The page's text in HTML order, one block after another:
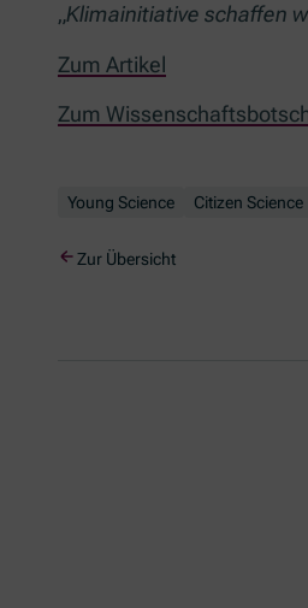
„Klimainitiative schaffen
Zum Artikel
Zum
Young Science Citizen Science
Zur Übersicht